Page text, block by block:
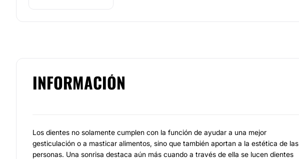
INFORMACIÓN
Los dientes no solamente cumplen con la función de ayudar a una mejor
gesticulación o a masticar alimentos, sino que también aportan a la estética de las
personas. Una sonrisa destaca aún más cuando a través de ella se lucen dientes